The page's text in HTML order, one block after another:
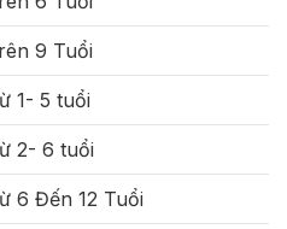
9 Tuổi
1- 5 tuổi
2- 6 tuổi
6 Đến 12 Tuổi